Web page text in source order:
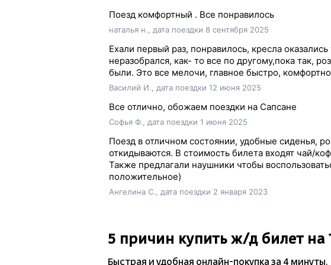
Поезд комфортный . Все понравилось
наталья н., дата поездки 8 сентября 2025
Ехали первый раз, понравилось, кресла
неразобрался, как- то все по другому,пока так,
были. Это все мелочи, главное быстро,
Василий И., дата поездки 12 июня 2025
Все отлично, обожаем поездки на Сапсане
Софья Ф., дата поездки 1 июня 2025
Поезд в отличном состоянии, удобные сиденья,
откидываются. В стоимость билета входят чай/
Также предлагали наушники чтобы
положительное)
Ангелина С., дата поездки 2 января 2023
5 причин купить ж/дбилет на
Быстрая и удобная онлайн-покупказа 4 минуты.